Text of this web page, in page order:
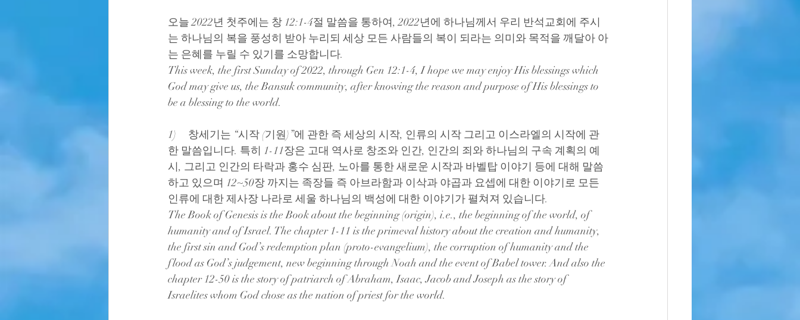
오늘 2022년 첫주에는 창 12:1-4절 말씀을 통하여, 2022년에 하나님께서 우리 반석교회에 주시
는 하나님의 복을 풍성히 받아 누리되 세상 모든 사람들의 복이 되라는 의미와 목적을 깨달아 아
는 은혜를 누릴 수 있기를 소망합니다.
This week, the first Sunday of 2022, through Gen 12:1-4, I hope we may enjoy His blessings which
God may give us, the Bansuk community, after knowing the reason and purpose of His blessings to
be a blessing to the world.
1)     창세기는 “시작 (기원)”에 관한 즉 세상의 시작, 인류의 시작 그리고 이스라엘의 시작에 관
한 말씀입니다. 특히 1-11장은 고대 역사로 창조와 인간, 인간의 죄와 하나님의 구속 계획의 예
시, 그리고 인간의 타락과 홍수 심판, 노아를 통한 새로운 시작과 바벨탑 이야기 등에 대해 말씀
하고 있으며 12~50장 까지는 족장들 즉 아브라함과 이삭과 야곱과 요셉에 대한 이야기로 모든
인류에 대한 제사장 나라로 세울 하나님의 백성에 대한 이야기가 펼쳐져 있습니다.
The Book of Genesis is the Book about the beginning (origin), i.e., the beginning of the world, of
humanity and of Israel. The chapter 1-11 is the primeval history about the creation and humanity,
the first sin and God’s redemption plan (proto-evangelium), the corruption of humanity and the
flood as God’s judgement, new beginning through Noah and the event of Babel tower. And also the
chapter 12-50 is the story of patriarch of Abraham, Isaac, Jacob and Joseph as the story of
Israelites whom God chose as the nation of priest for the world.